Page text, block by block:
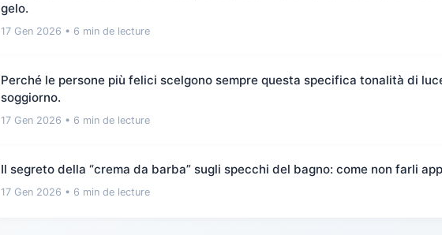
gelo.
17 Gen 2026 • 6 min de lecture
Perché le persone più felici scelgono sempre questa specifica tonalità di
soggiorno.
17 Gen 2026 • 6 min de lecture
Il segreto della “crema da barba” sugli specchi del bagno: come non farli
17 Gen 2026 • 6 min de lecture